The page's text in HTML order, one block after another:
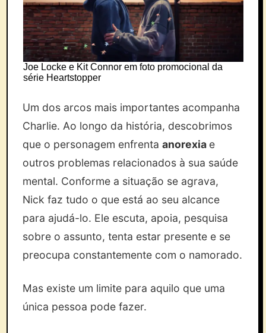
Joe Locke e Kit Connor em foto promocional da
série Heartstopper
Um dos arcos mais importantes acompanha
Charlie. Ao longo da história, descobrimos
que o personagem enfrentaanorexia e
outros problemas relacionados à sua saúde
mental. Conforme a situação se agrava,
Nick faz tudo o que está ao seu alcance
para ajudá-lo. Ele escuta, apoia, pesquisa
sobre o assunto, tenta estar presente e se
preocupa constantemente com o namorado.
Mas existe um limite para aquilo que uma
única pessoa pode fazer.